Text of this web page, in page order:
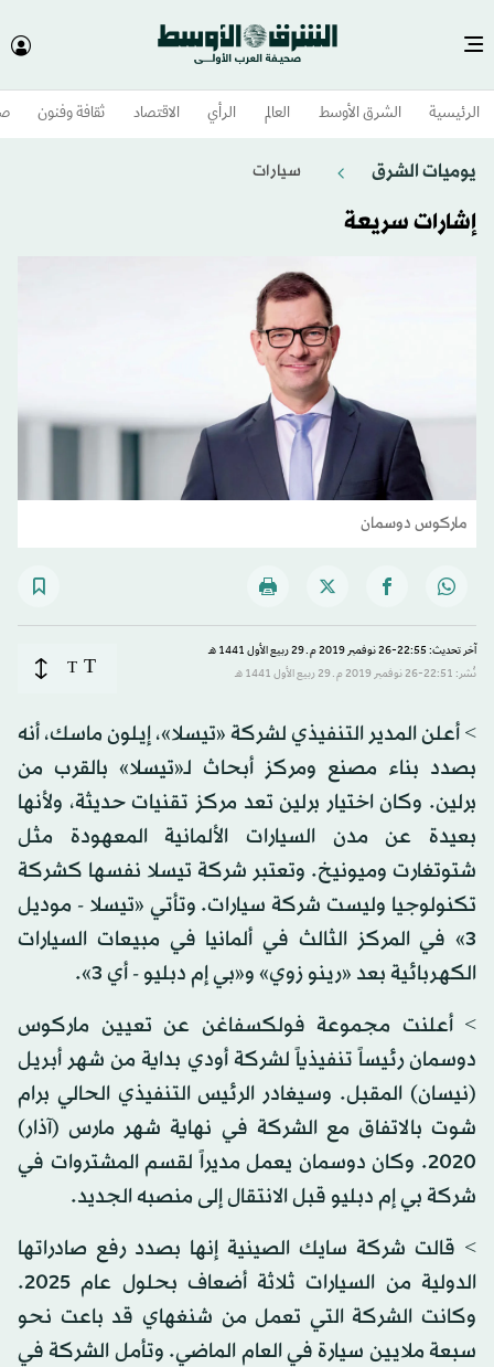
الرئيسية الشرق الأوسط​ العالم الرأي الاقتصاد ثقافة وفنون
يوميات الشرق سيارات
إشارات سريعة
ماركوس دوسمان
آخر تحديث: 22:55-26 نوفمبر 2019 م ـ 29 ربيع الأول 1441 هـ
نُشر: 22:51-26 نوفمبر 2019 م ـ 29 ربيع الأول 1441 هـ
T
T
> أعلن المدير التنفيذي لشركة «تيسلا»، إيلون ماسك، أنه
بصدد بناء مصنع ومركز أبحاث لـ«تيسلا» بالقرب من
برلين. وكان اختيار برلين تعد مركز تقنيات حديثة، ولأنها
بعيدة عن مدن السيارات الألمانية المعهودة مثل
شتوتغارت وميونيخ. وتعتبر شركة تيسلا نفسها كشركة
تكنولوجيا وليست شركة سيارات. وتأتي «تيسلا - موديل
3» في المركز الثالث في ألمانيا في مبيعات السيارات
الكهربائية بعد «رينو زوي» و«بي إم دبليو - أي 3».
> أعلنت مجموعة فولكسفاغن عن تعيين ماركوس
دوسمان رئيساً تنفيذياً لشركة أودي بداية من شهر أبريل
(نيسان) المقبل. وسيغادر الرئيس التنفيذي الحالي برام
شوت بالاتفاق مع الشركة في نهاية شهر مارس (آذار)
2020. وكان دوسمان يعمل مديراً لقسم المشتروات في
شركة بي إم دبليو قبل الانتقال إلى منصبه الجديد.
> قالت شركة سايك الصينية إنها بصدد رفع صادراتها
الدولية من السيارات ثلاثة أضعاف بحلول عام 2025.
وكانت الشركة التي تعمل من شنغهاي قد باعت نحو
سبعة ملايين سيارة في العام الماضي. وتأمل الشركة في